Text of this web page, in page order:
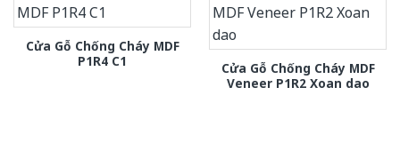
Cửa Gỗ Chống Cháy MDF
P1R4 C1
Cửa Gỗ Chống Cháy MDF
Veneer P1R2 Xoan dao